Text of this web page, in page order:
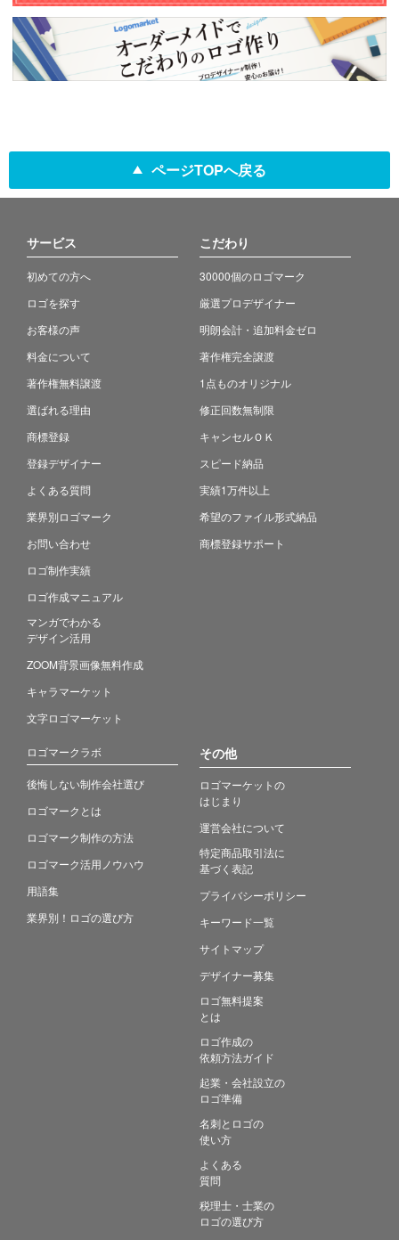
ページTOPへ戻る
サービス
初めての方へ
ロゴを探す
お客様の声
料金について
著作権無料譲渡
選ばれる理由
商標登録
登録デザイナー
よくある質問
業界別ロゴマーク
お問い合わせ
ロゴ制作実績
ロゴ作成マニュアル
マンガでわかる
デザイン活用
ZOOM背景画像無料作成
キャラマーケット
文字ロゴマーケット
こだわり
30000個のロゴマーク
厳選プロデザイナー
明朗会計・追加料金ゼロ
著作権完全譲渡
1点ものオリジナル
修正回数無制限
キャンセルＯＫ
スピード納品
実績1万件以上
希望のファイル形式納品
商標登録サポート
ロゴマークラボ
後悔しない制作会社選び
ロゴマークとは
ロゴマーク制作の方法
ロゴマーク活用ノウハウ
用語集
業界別！ロゴの選び方
その他
ロゴマーケットの
はじまり
運営会社について
特定商品取引法に
基づく表記
プライバシーポリシー
キーワード一覧
サイトマップ
デザイナー募集
ロゴ無料提案
とは
ロゴ作成の
依頼方法ガイド
起業・会社設立の
ロゴ準備
名刺とロゴの
使い方
よくある
質問
税理士・士業の
ロゴの選び方